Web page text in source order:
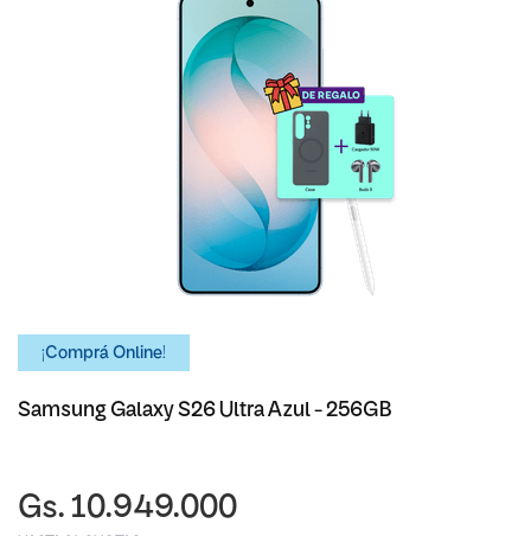
¡Comprá Online!
Samsung Galaxy S26 Ultra Azul - 256GB
Gs. 10.949.000